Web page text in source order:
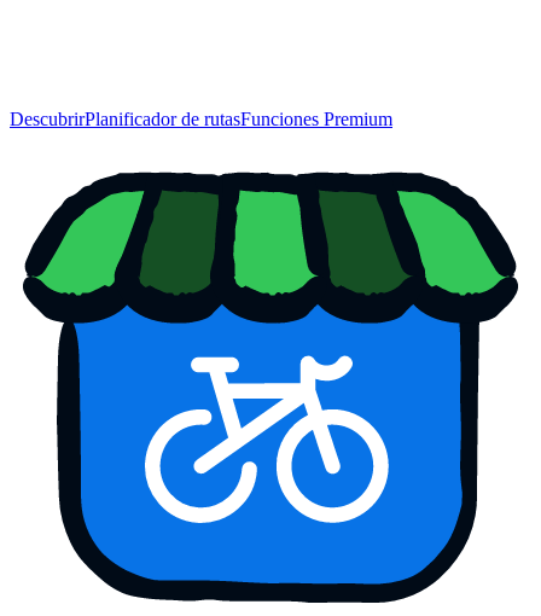
DescubrirPlanificador de rutasFunciones Premium